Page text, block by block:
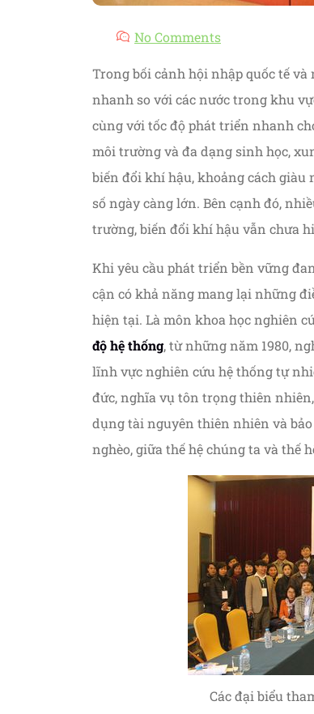
No Comments
Trong bối cảnh hội nhập quốc tế
nhanh so với các nước trong khu
cùng với tốc độ phát triển nhanh
môi trường và đa dạng sinh học,
biến đổi khí hậu, khoảng cách giàu
số ngày càng lớn. Bên cạnh đó,
trường, biến đổi khí hậu vẫn chưa
Khi yêu cầu phát triển bền vững
cận có khả năng mang lại những
hiện tại. Là môn khoa học nghiên
độ hệ thống, từ những năm 1980,
lĩnh vực nghiên cứu hệ thống tự
đức, nghĩa vụ tôn trọng thiên
dụng tài nguyên thiên nhiên và
nghèo, giữa thế hệ chúng ta và thế
Các đại biểu